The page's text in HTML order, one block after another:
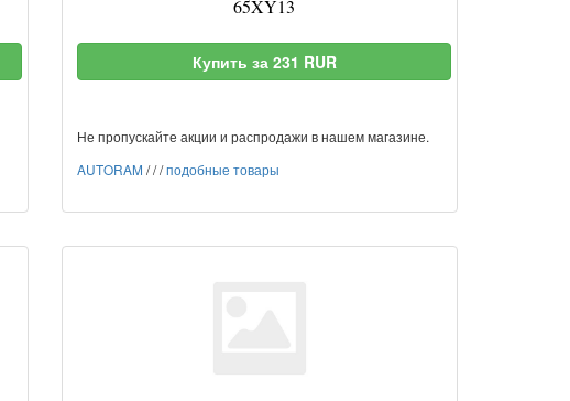
65XY13
Купить за 231 RUR
Не пропускайте акции и распродажи в нашем магазине.
AUTORAM ///подобные товары